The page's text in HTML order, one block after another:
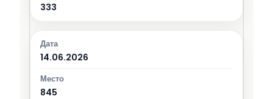
333
14.06.2026
845